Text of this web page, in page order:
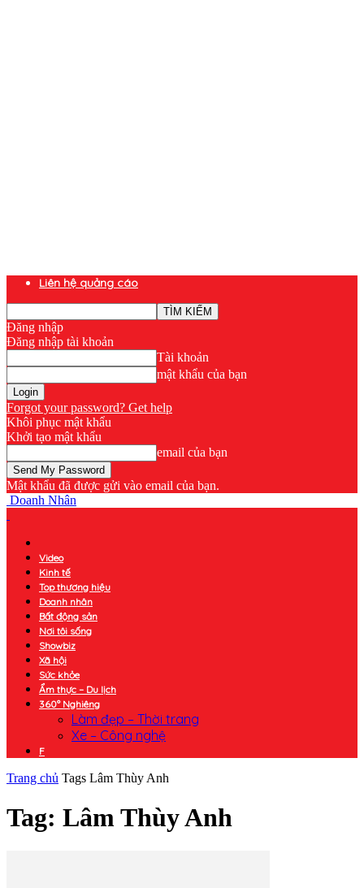
Liên hệ quảng cáo
Đăng nhập
Đăng nhập tài khoản
Tài khoản
mật khẩu của bạn
Forgot your password? Get help
Khôi phục mật khẩu
Khởi tạo mật khẩu
email của bạn
Mật khẩu đã được gửi vào email của bạn.
Doanh Nhân
Video
Kinh tế
Top thương hiệu
Doanh nhân
Bất động sản
Nơi tôi sống
Showbiz
Xã hội
Sức khỏe
Ẩm thực – Du lịch
360° Nghiêng
Làm đẹp – Thời trang
Xe – Công nghệ
F
Trang chủ Tags Lâm Thùy Anh
Tag: Lâm Thùy Anh